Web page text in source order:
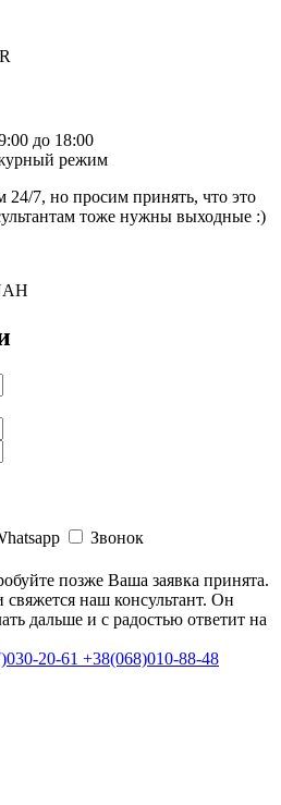
до 18:00
режим
24/7, но просим принять, что это
тоже нужны выходные :)
Звонок
позже Ваша заявка принята.
наш консультант. Он
дальше и с радостью ответит на
20-61 +38(068)010-88-48